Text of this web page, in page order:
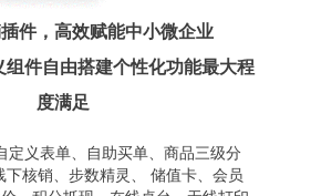
件，高效赋能中小微企业
组件自由搭建个性化功能最大程
度满足
定义表单、自助买单、商品三级分
下核销、步数精灵、 储值卡、会员